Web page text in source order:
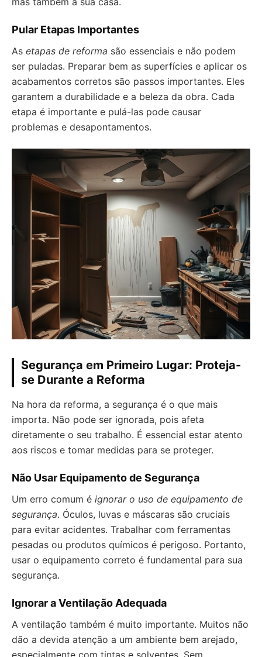
Pular Etapas Importantes
As etapas de reforma são essenciais e não podem
ser puladas. Preparar bem as superfícies e aplicar os
acabamentos corretos são passos importantes. Eles
garantem a durabilidade e a beleza da obra. Cada
etapa é importante e pulá-las pode causar
problemas e desapontamentos.
Segurança em Primeiro Lugar: Proteja-
se Durante a Reforma
Na hora da reforma, a segurança é o que mais
importa. Não pode ser ignorada, pois afeta
diretamente o seu trabalho. É essencial estar atento
aos riscos e tomar medidas para se proteger.
Não Usar Equipamento de Segurança
Um erro comum é ignorar o uso de equipamento de
segurança. Óculos, luvas e máscaras são cruciais
para evitar acidentes. Trabalhar com ferramentas
pesadas ou produtos químicos é perigoso. Portanto,
usar o equipamento correto é fundamental para sua
segurança.
Ignorar a Ventilação Adequada
A ventilação também é muito importante. Muitos não
dão a devida atenção a um ambiente bem arejado,